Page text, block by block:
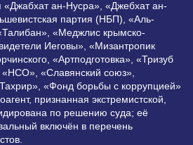
ан-Нусра», «Джебхат ан-
партия (НБП), «Аль-
«Меджлис крымско-
Иеговы», «Мизантропик
«Артподготовка», «Тризуб
«Славянский союз»,
«Фонд борьбы с коррупцией»
признанная экстремистской,
по решению суда; её
включён в перечень